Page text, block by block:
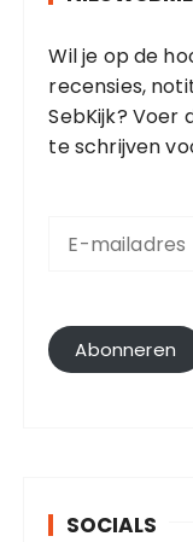
Wil je op de
recensies,
SebKijk? Voer
te schrijven
l
a
Abonneren
SOCIALS